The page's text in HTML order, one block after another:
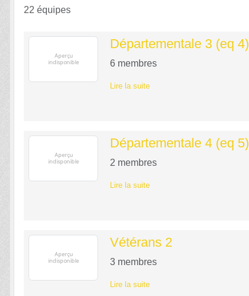
22 équipes
Départementale 3 (eq 4)
6membres
Lire la suite
Départementale 4 (eq 5)
2 membres
Lire la suite
Vétérans 2
3membres
Lire la suite